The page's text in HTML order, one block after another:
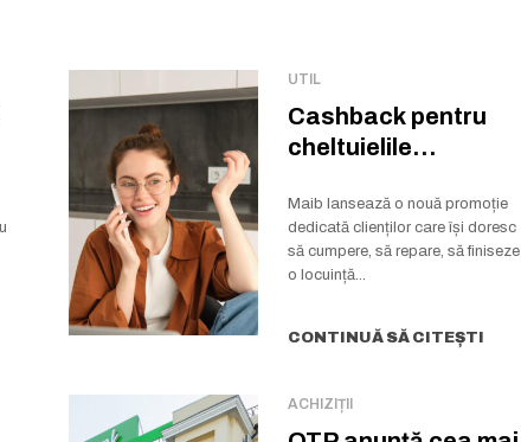
UTIL
Cashback pentru
cheltuielile
cadastrale la
creditul imobiliar...
Maib lansează o nouă promoție
dedicată clienților care își doresc
să cumpere, să repare, să finiseze
o locuință...
CONTINUĂ SĂ CITEȘTI
ACHIZIȚII